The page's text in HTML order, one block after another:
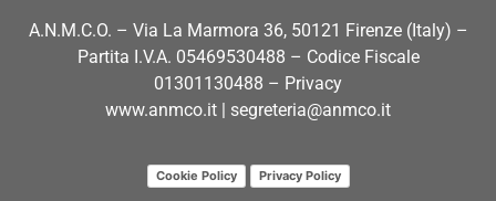
A.N.M.C.O. – Via La Marmora 36, 50121 Firenze (Italy) –
Partita I.V.A. 05469530488 – Codice Fiscale
01301130488 – Privacy
www.anmco.it | segreteria@anmco.it
Cookie Policy Privacy Policy